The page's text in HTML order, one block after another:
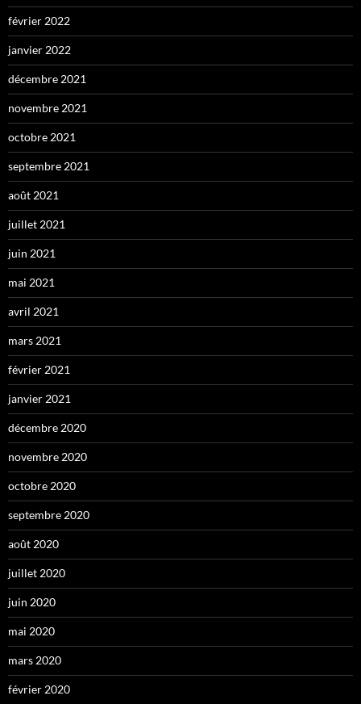
février 2022
janvier 2022
décembre 2021
novembre 2021
octobre 2021
septembre 2021
août 2021
juillet 2021
juin 2021
mai 2021
avril 2021
mars 2021
février 2021
janvier 2021
décembre 2020
novembre 2020
octobre 2020
septembre 2020
août 2020
juillet 2020
juin 2020
mai 2020
mars 2020
février 2020